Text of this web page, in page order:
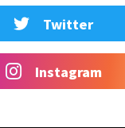
Twitter
Instagram